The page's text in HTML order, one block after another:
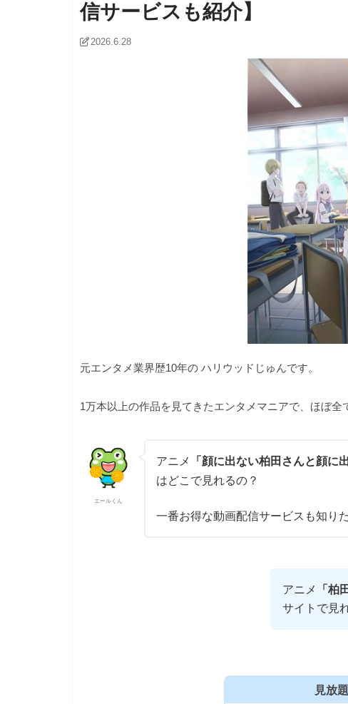
信サービスも紹介】
2026.6.28
元エンタメ業界歴10年の ハリウッドじゅんです。
1万本以上の作品を見てきたエンタメマニアで、ほぼ
エールくん
アニメ
「顔に出ない柏田さんと顔に
はどこで見れるの？
一番お得な動画配信サービスも知り
アニメ 「柏
サイトで見
見放